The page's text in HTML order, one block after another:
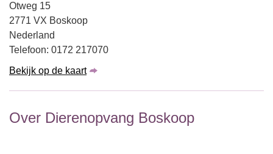
Otweg 15
2771 VX Boskoop
Nederland
Telefoon: 0172 217070
Bekijk op de kaart
Over Dierenopvang Boskoop